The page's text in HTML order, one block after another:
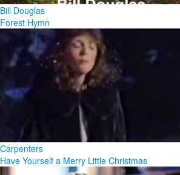
Bill Douglas
Forest Hymn
Carpenters
Have Yourself a Merry Little Christmas